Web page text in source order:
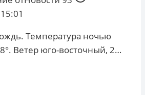
Температура ночью
Ветер юго-восточный, 2…